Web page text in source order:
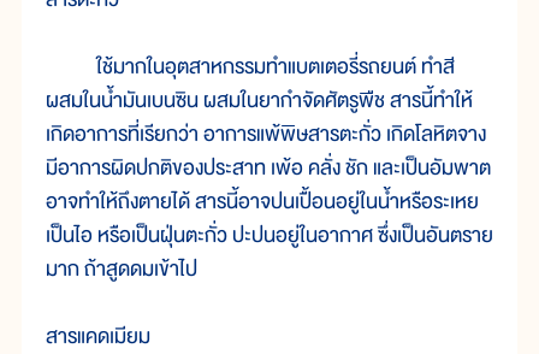
ใช้มากในอุตสาหกรรมทำแบตเตอรี่รถยนต์ ทำสี
ผสมในน้ำมันเบนซิน ผสมในยากำจัดศัตรูพืช สารนี้ทำให้
เกิดอาการที่เรียกว่า อาการแพ้พิษสารตะกั่ว เกิดโลหิตจาง
มีอาการผิดปกติของประสาท เพ้อ คลั่ง ชัก และเป็นอัมพาต
อาจทำให้ถึงตายได้ สารนี้อาจปนเปื้อนอยู่ในน้ำหรือระเหย
เป็นไอ หรือเป็นฝุ่นตะกั่ว ปะปนอยู่ในอากาศ ซึ่งเป็นอันตราย
มาก ถ้าสูดดมเข้าไป
สารแคดเมียม